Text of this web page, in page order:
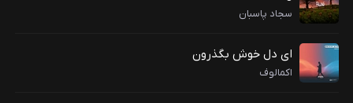
سجاد پاسبان
ای دل خوش بگذرون
اکمالوف